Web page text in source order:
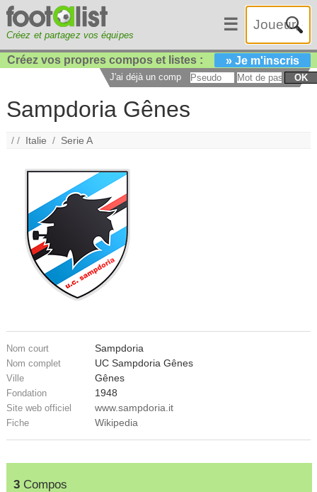
Créez et partagez vos équipes
☰
Créez vos propres compos et listes : » Je m'inscris
J'ai déjà un compte : OK
Sampdoria Gênes
/ / Italie / Serie A
Nom court Sampdoria
Nom complet UC Sampdoria Gênes
Ville Gênes
Fondation 1948
Site web officiel www.sampdoria.it
Fiche Wikipedia
3Compos